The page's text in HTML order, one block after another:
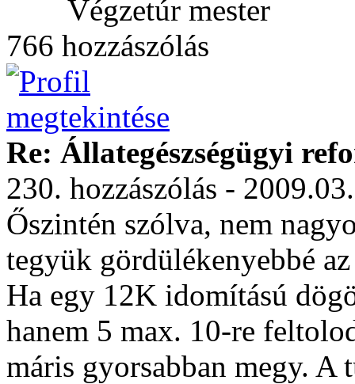
Végzetúr mester
766 hozzászólás
Re: Állategészségügyi
230. hozzászólás -
Őszintén szólva, nem
tegyük gördülékenyebbé
Ha egy 12K idomítású
hanem 5 max. 10-re
máris gyorsabban megy.